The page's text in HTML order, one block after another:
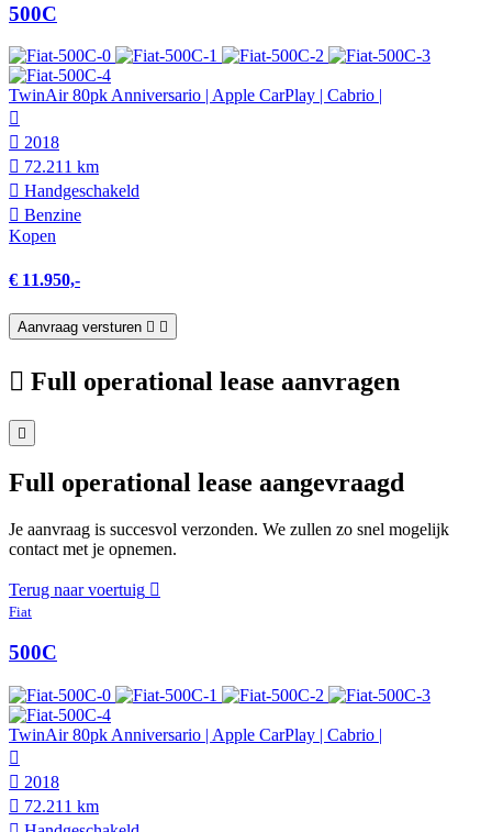
500C
TwinAir 80pk Anniversario | Apple CarPlay | Cabrio |
2018
72.211 km
Hand­geschakeld
Benzine
Kopen
€ 11.950,-
Aanvraag versturen
Full operational lease aanvragen
Full operational lease aangevraagd
Je aanvraag is succesvol verzonden. We zullen zo snel mogelijk
contact met je opnemen.
Terug naar voertuig
Fiat
500C
TwinAir 80pk Anniversario | Apple CarPlay | Cabrio |
2018
72.211 km